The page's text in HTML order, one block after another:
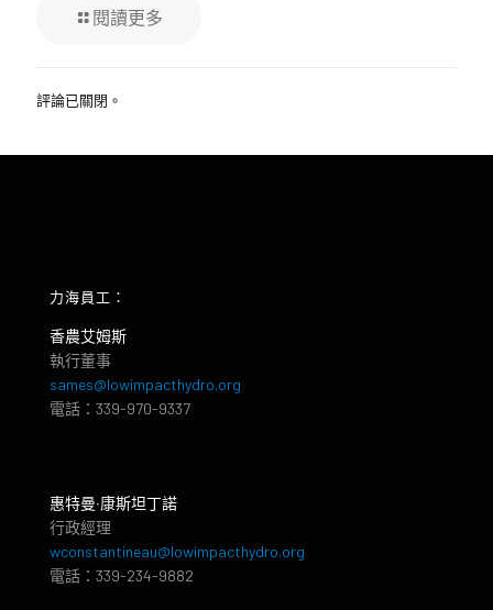
閱讀更多
評論已關閉。
力海員工：
香農艾姆斯
執行董事
sames@lowimpacthydro.org
電話：339-970-9337
惠特曼‧康斯坦丁諾
行政經理
wconstantineau@lowimpacthydro.org
電話：339-234-9882